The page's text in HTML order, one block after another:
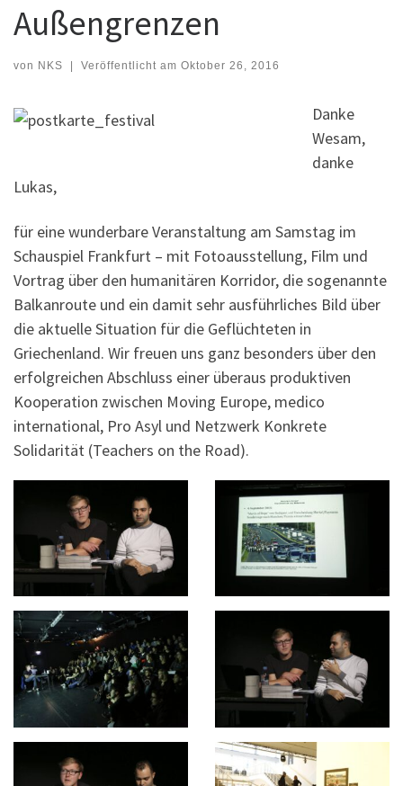
Außengrenzen
von NKS Veröffentlicht am Oktober 26, 2016
Danke
Wesam,
danke
Lukas,
für eine wunderbare Veranstaltung am Samstag im
Schauspiel Frankfurt – mit Fotoausstellung, Film und
Vortrag über den humanitären Korridor, die sogenannte
Balkanroute und ein damit sehr ausführliches Bild über
die aktuelle Situation für die Geflüchteten in
Griechenland. Wir freuen uns ganz besonders über den
erfolgreichen Abschluss einer überaus produktiven
Kooperation zwischen Moving Europe, medico
international, Pro Asyl und Netzwerk Konkrete
Solidarität (Teachers on the Road).